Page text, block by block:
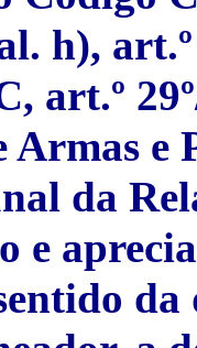
h),
art.º
Armas e
da
e